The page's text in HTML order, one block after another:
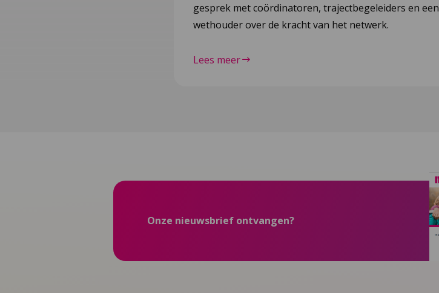
gesprek met coördinatoren, trajectbegeleiders en een
wethouder over de kracht van het netwerk.
Lees meer
Onze nieuwsbrief ontvangen?